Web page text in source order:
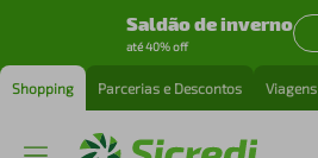
Saldão de inverno
até 40% off
Shopping Parcerias e Descontos Viagens